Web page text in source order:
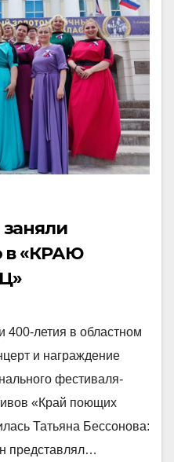
в «КРАЮ
летия в областном
и награждение
фестиваля-
«Край поющих
Татьяна Бессонова:
представлял…